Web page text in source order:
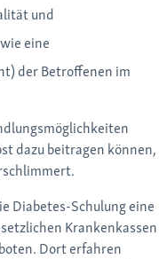
und
eine
der Betroffenen im
dazu beitragen können,
Diabetes-Schulung eine
Krankenkassen
Dort erfahren